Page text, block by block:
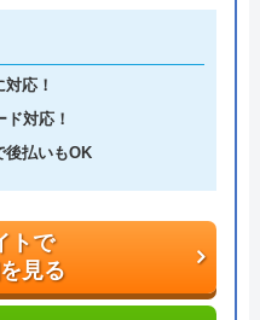
をおすすめします。
れまでの施工対応実績
数があり、また最短5分
応！
対応！
後払いもOK
トで
見る